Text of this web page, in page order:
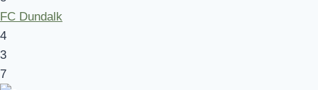
FC Dundalk
4
3
7